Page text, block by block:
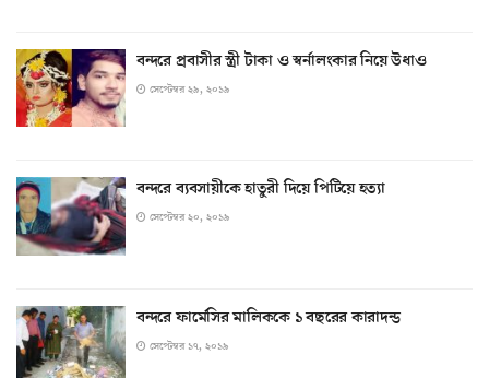
বন্দরে প্রবাসীর স্ত্রী টাকা ও স্বর্নালংকার নিয়ে উধাও
সেপ্টেম্বর ২৯, ২০১৯
বন্দরে ব্যবসায়ীকে হাতুরী দিয়ে পিটিয়ে হত্যা
সেপ্টেম্বর ২০, ২০১৯
বন্দরে ফার্মেসির মালিককে ১ বছরের কারাদন্ড
সেপ্টেম্বর ১৭, ২০১৯